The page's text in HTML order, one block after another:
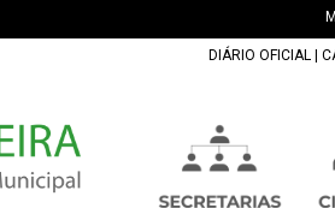
DIÁRIO OFICIAL